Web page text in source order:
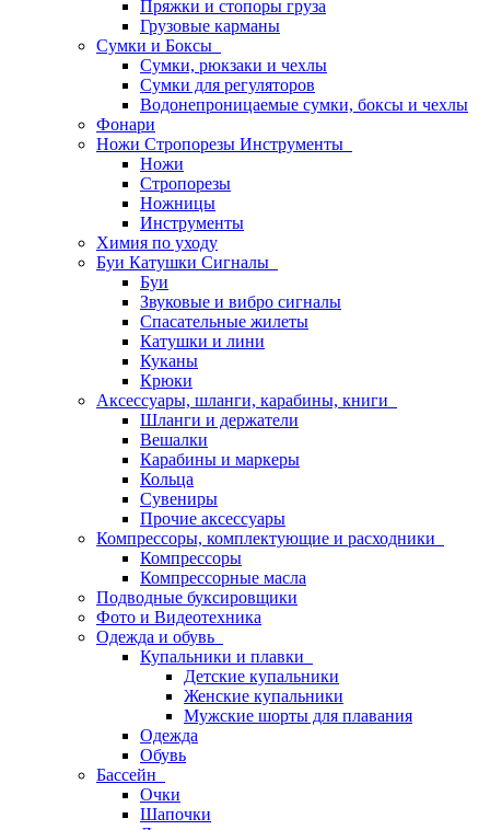
Пряжки и стопоры груза
Грузовые карманы
Сумки и Боксы
Сумки, рюкзаки и чехлы
Сумки для регуляторов
Водонепроницаемые сумки, боксы и чехлы
Фонари
Ножи Стропорезы Инструменты
Ножи
Стропорезы
Ножницы
Инструменты
Химия по уходу
Буи Катушки Сигналы
Буи
Звуковые и вибро сигналы
Спасательные жилеты
Катушки и лини
Куканы
Крюки
Аксессуары, шланги, карабины, книги
Шланги и держатели
Вешалки
Карабины и маркеры
Кольца
Сувениры
Прочие аксессуары
Компрессоры, комплектующие и расходники
Компрессоры
Компрессорные масла
Подводные буксировщики
Фото и Видеотехника
Одежда и обувь
Купальники и плавки
Детские купальники
Женские купальники
Мужские шорты для плавания
Одежда
Обувь
Бассейн
Очки
Шапочки